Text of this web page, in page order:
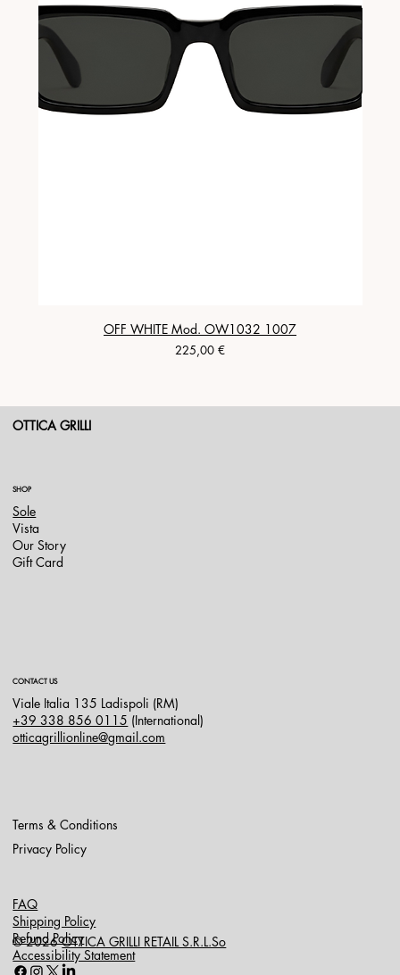
OFF WHITE Mod. OW1032 1007
Prezzo
225,00 €
OTTICA GRILLI
SHOP
Sole
Vista
Our Story
Gift Card
CONTACT US
Viale Italia 135 Ladispoli (RM)
+39 338 856 0115 (International)
otticagrillionline@gmail.com
Terms & Conditions
Privacy Policy
FAQ
Shipping Policy
Refund Policy
Accessibility Statement
© 2026OTTICA GRILLI RETAIL S.R.L.So